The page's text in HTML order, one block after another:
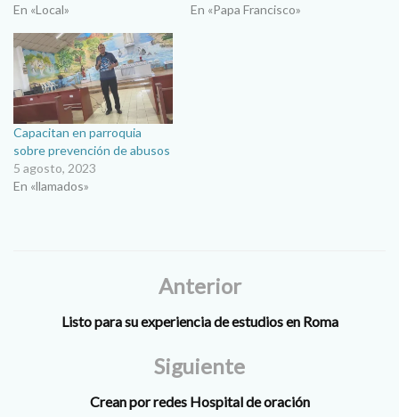
En «Local»
En «Papa Francisco»
Capacitan en parroquia
sobre prevención de abusos
5 agosto, 2023
En «llamados»
Anterior
Listo para su experiencia de estudios en Roma
Siguiente
Crean por redes Hospital de oración